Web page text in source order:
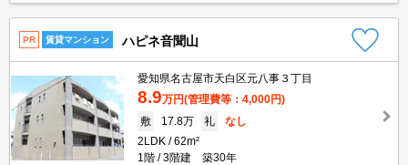
PR 賃貸マンション ハピネ音聞山
愛知県名古屋市天白区元八事３丁目
8.9万円(管理費等：4,000円)
敷
17.8万 礼
なし
2LDK
62m²
1階
3階建 築30年